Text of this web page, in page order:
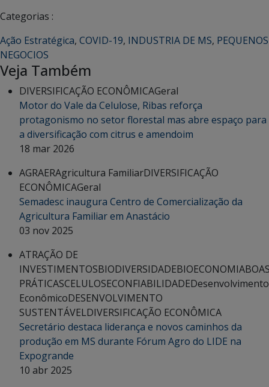
Categorias :
Ação Estratégica, COVID-19, INDUSTRIA DE MS, PEQUENOS
NEGOCIOS
Veja Também
DIVERSIFICAÇÃO ECONÔMICAGeral
Motor do Vale da Celulose, Ribas reforça
protagonismo no setor florestal mas abre espaço para
a diversificação com citrus e amendoim
18 mar 2026
AGRAERAgricultura FamiliarDIVERSIFICAÇÃO
ECONÔMICAGeral
Semadesc inaugura Centro de Comercialização da
Agricultura Familiar em Anastácio
03 nov 2025
ATRAÇÃO DE
INVESTIMENTOSBIODIVERSIDADEBIOECONOMIA
PRÁTICASCELULOSECONFIABILIDADEDesenvolvimento
EconômicoDESENVOLVIMENTO
SUSTENTÁVELDIVERSIFICAÇÃO ECONÔMICA
Secretário destaca liderança e novos caminhos da
produção em MS durante Fórum Agro do LIDE na
Expogrande
10 abr 2025